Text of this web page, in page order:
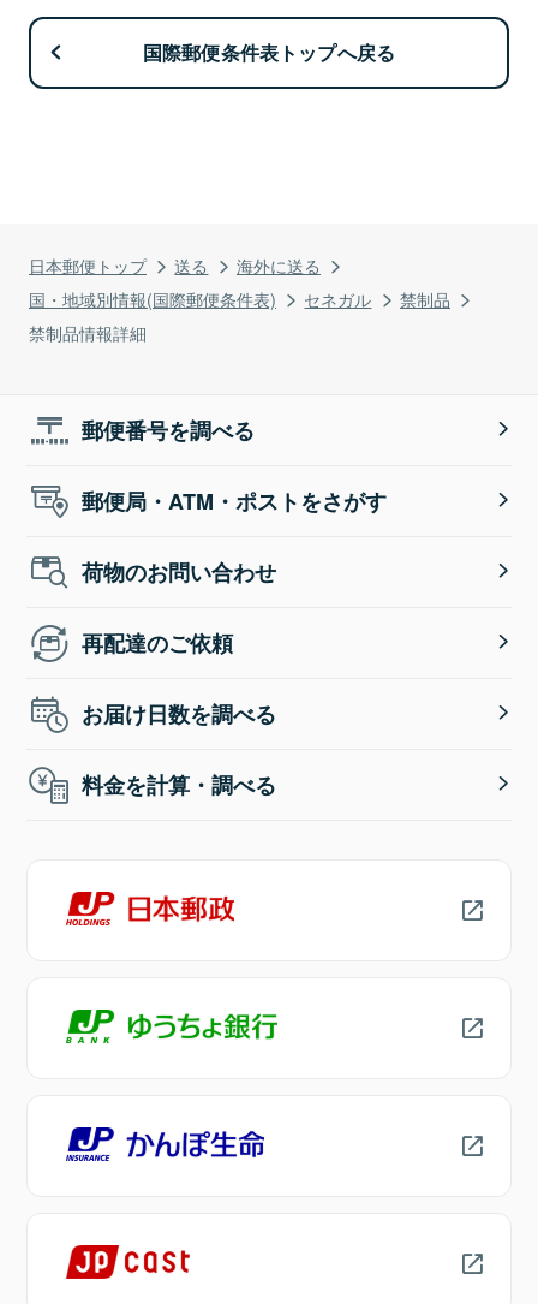
日本郵便トップ 送る
海外に送る
国・地域別情報(国際郵便条件表)
セネガル
禁制品
禁制品情報詳細
国際郵便条件表トップへ戻る
郵便番号を調べる
郵便局・ATM・ポストをさがす
荷物のお問い合わせ
再配達のご依頼
お届け日数を調べる
料金を計算・調べる